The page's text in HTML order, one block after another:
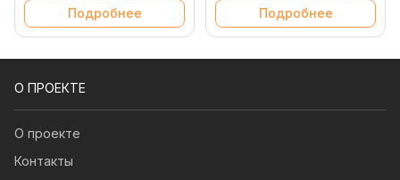
Подробнее Подробнее
О ПРОЕКТЕ
О проекте
Контакты